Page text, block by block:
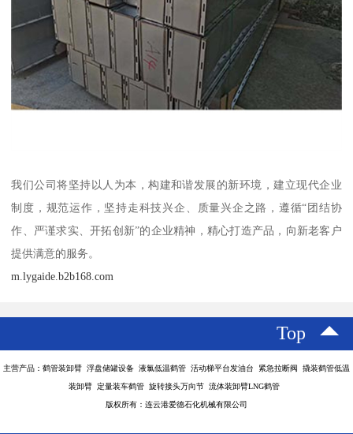
我们公司将坚持以人为本，构建和谐发展的新环境，建立现代企业
制度，规范运作，坚持走科技兴企、质量兴企之路，遵循“团结协
作、严谨求实、开拓创新”的企业精神，精心打造产品，向新老客户
提供满意的服务。
m.lygaide.b2b168.com
Top
主营产品：鹤管装卸臂 浮盘储罐设备 液氯低温鹤管 活动梯平台发油台 紧急拉断阀 撬装鹤管低温
装卸臂 定量装车鹤管 旋转接头万向节 流体装卸臂LNG鹤管
版权所有：连云港爱德石化机械有限公司